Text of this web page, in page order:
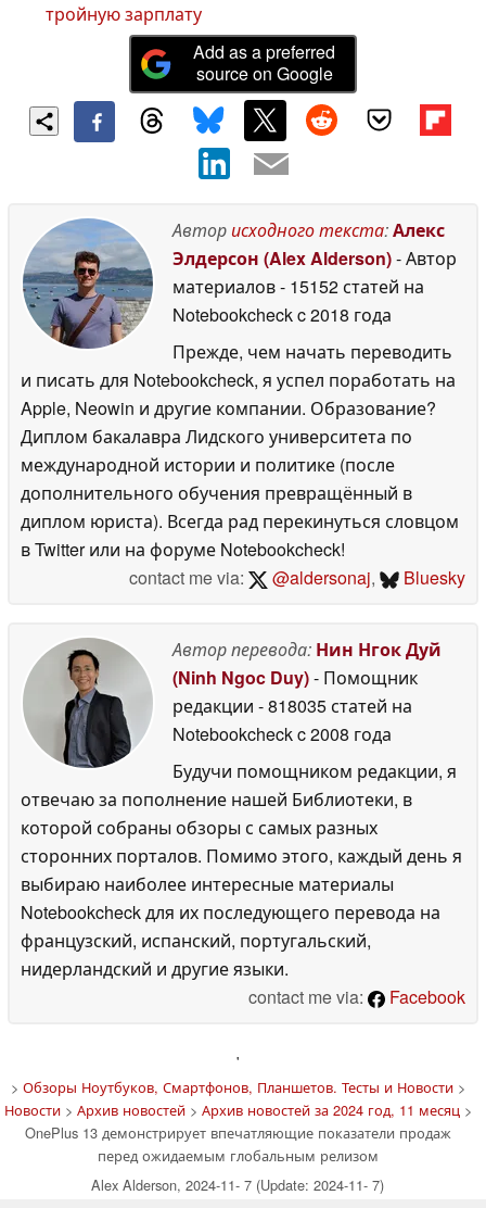
тройную зарплату
Add as a preferred
source on Google
Авторисходного текста:Алекс
Элдерсон (Alex Alderson)- Автор
материалов- 15152 статей на
Notebookcheckc 2018 года
Прежде, чем начать переводить
и писать для Notebookcheck, я успел поработать на
Apple, Neowin и другие компании. Образование?
Диплом бакалавра Лидского университета по
международной истории и политике (после
дополнительного обучения превращённый в
диплом юриста). Всегда рад перекинуться словцом
в Twitter или на форуме Notebookcheck!
contact me via:
@aldersonaj, Bluesky
Автор перевода: Нин Нгок Дуй
(Ninh Ngoc Duy)- Помощник
редакции - 818035 статей на
Notebookcheckc 2008 года
Будучи помощником редакции, я
отвечаю за пополнение нашей Библиотеки, в
которой собраны обзоры с самых разных
сторонних порталов. Помимо этого, каждый день я
выбираю наиболее интересные материалы
Notebookcheck для их последующего перевода на
французский, испанский, португальский,
нидерландский и другие языки.
contact me via:
Facebook
'
> Обзоры Ноутбуков, Смартфонов, Планшетов. Тесты и Новости>
Новости> Архив новостей> Архив новостей за 2024 год, 11 месяц>
OnePlus 13 демонстрирует впечатляющие показатели продаж
перед ожидаемым глобальным релизом
Alex Alderson, 2024-11- 7 (Update: 2024-11- 7)